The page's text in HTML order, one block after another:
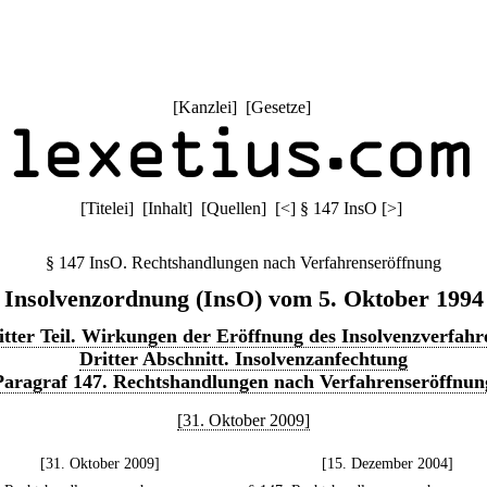
[Kanzlei] [Gesetze]
[Titelei] [Inhalt] [Quellen] [<] § 147 InsO [>]
§ 147 InsO. Rechtshandlungen nach Verfahrenseröffnung
Insolvenzordnung (InsO) vom 5. Oktober 1994
Teil. Wirkungen der Eröffnung des
Dritter Abschnitt. Insolvenzanfechtung
147. Rechtshandlungen nach
[31. Oktober 2009]
[31. Oktober 2009]
[15. Dezember 2004]